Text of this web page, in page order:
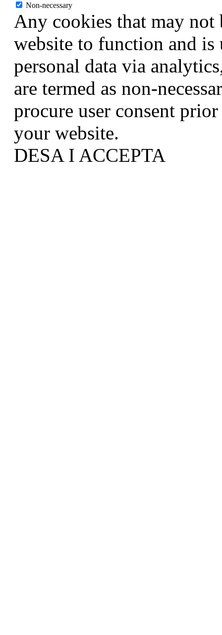
Non-necessary
Any cookies that may not
website to function and
personal data via
are termed as non-
procure user consent
your website.
DESA I ACCEPTA